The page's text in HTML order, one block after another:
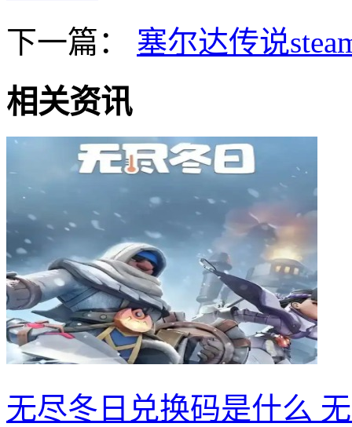
下一篇：
塞尔达传说
相关资讯
无尽冬日兑换码是什么